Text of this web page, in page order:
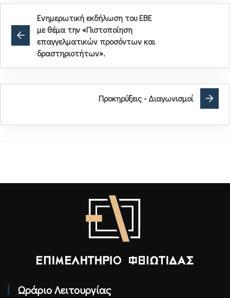
Eνημερωτική εκδήλωση του EBE
με θέμα την «Πιστοποίηση
επαγγελματικών προσόντων και
δραστηριοτήτων».
Προκηρύξεις - Διαγωνισμοί
Ωράριο Λειτουργίας